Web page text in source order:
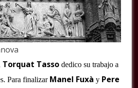
Torquat Tasso dedico su trabajo a
Para finalizar Manel Fuxà y Pere